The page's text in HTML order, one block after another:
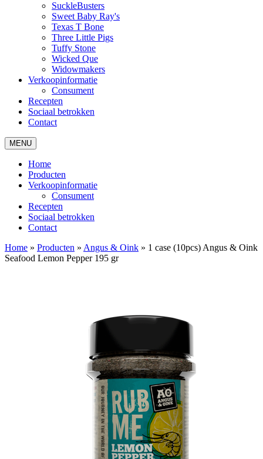
SuckleBusters
Sweet Baby Ray's
Texas T Bone
Three Little Pigs
Tuffy Stone
Wicked Que
Widowmakers
Verkoopinformatie
Consument
Recepten
Sociaal betrokken
Contact
MENU
Home
Producten
Verkoopinformatie
Consument
Recepten
Sociaal betrokken
Contact
Home » Producten » Angus & Oink » 1 case (10pcs) Angus & Oink
Seafood Lemon Pepper 195 gr